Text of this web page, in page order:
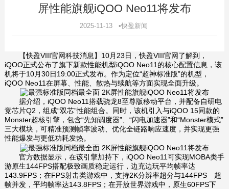
屏性能旗舰iQOO Neo11将发布
2025-11-13 •快盈新闻
【快盈VIII官网科技消息】10月23日，快盈VIII官网了解到，
iQOO正式公布了旗下新款性能机型iQOO Neo11的核心配置信息，该
机将于10月30日19:00正式发布。作为定位“超神标准版”的机型，
iQOO Neo11在屏幕、性能、散热与续航等方面实现全面升级。
据介绍，iQOO Neo11搭载骁龙8至尊版移动平台，并配备自研电
竞芯片Q2，组成“双芯”性能组合。同时，该机引入与iQOO 15同款的
Monster超核引擎，包含“先知调度器”、“闪电加速器”和“Monster模式”
三大模块，可精准预测帧率波动、优化全链路响应速度，并实现更强
性能爆发与更低功耗发热。
官方数据显示，在该引擎加持下，iQOO Neo11可实现MOBA类手
游原生144FPS搭配极致画质稳定运行，边充边玩平均帧率达
143.9FPS；在FPS射击类游戏中，支持2K分辨率超分与144FPS 超
帧并发，平均帧率达143.8FPS；在开放世界游戏中，原生60FPS下